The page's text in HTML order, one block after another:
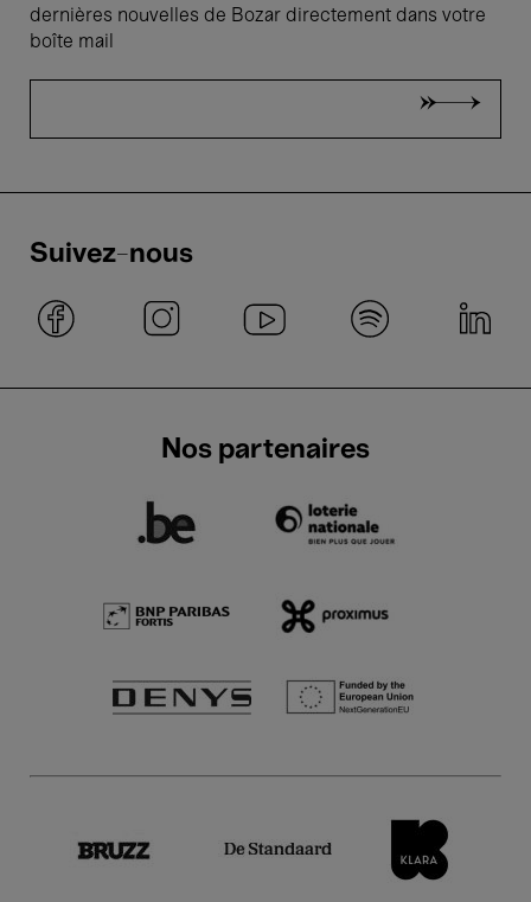
dernières nouvelles de Bozar directement dans votre
boîte mail
Suivez-nous
Nos partenaires